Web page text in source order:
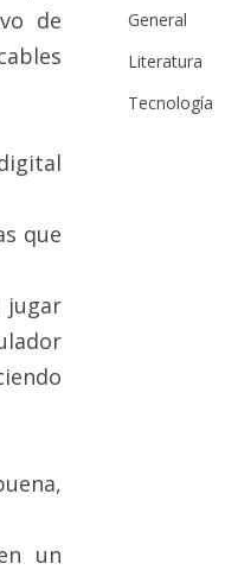
de
que
jugar
un
General
Literatura
Tecnología